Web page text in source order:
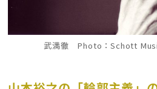
武満徹 Photo：Schott